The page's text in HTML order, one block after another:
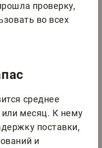
проверку,
во всех
среднее
месяц. К нему
поставки,
и